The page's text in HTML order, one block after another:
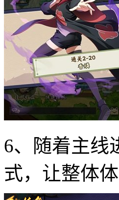
6、随着主线
式，让整体